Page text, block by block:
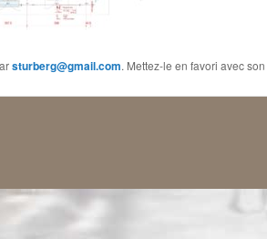
sturberg@gmail.com. Mettez-le en favori avec son